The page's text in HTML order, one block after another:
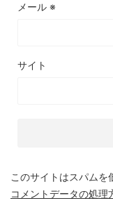
メール ※
サイト
このサイトはスパムを
コメントデータの処